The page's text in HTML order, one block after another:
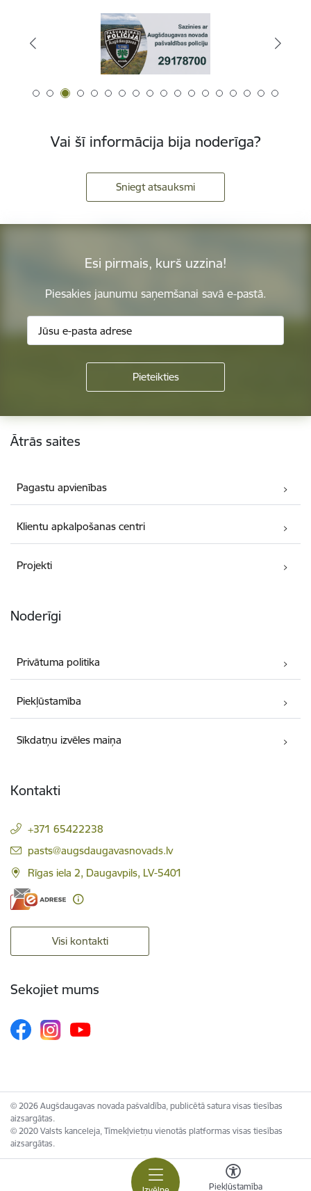
Piekļūstamība
Vai šī informācija bija noderīga?
Sniegt atsauksmi
Esi pirmais, kurš uzzina!
Piesakies jaunumu saņemšanai savā e-pastā.
Kājene
Ātrās saites
Pagastu apvienības
Klientu apkalpošanas centri
Projekti
Noderīgi
Privātuma politika
Piekļūstamība
Sīkdatņu izvēles maiņa
Kontakti
+371 65422238
E-pasts:
pasts@augsdaugavasnovads.lv
Rīgas iela 2, Daugavpils, LV-5401
Visi kontakti
Sekojiet mums
© 2026 Augšdaugavas novada pašvaldība, publicētā satura visas tiesības
aizsargātas.
© 2020 Valsts kanceleja, Tīmekļvietņu vienotās platformas visas tiesības
aizsargātas.